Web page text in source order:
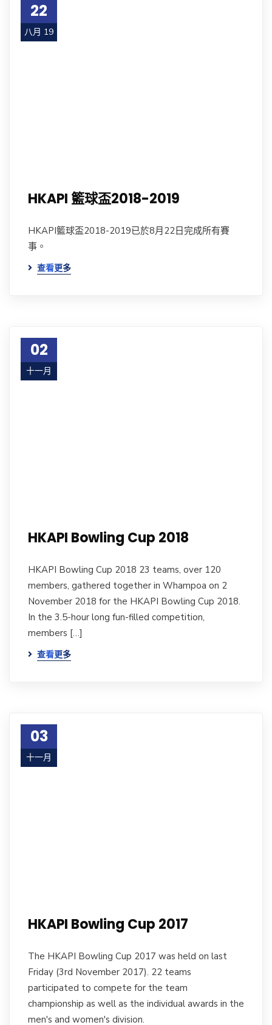
22
八月 19
HKAPI 籃球盃2018-2019
HKAPI籃球盃2018-2019已於8月22日完成所有賽
事。
查看更多
02
十一月
HKAPI Bowling Cup 2018
HKAPI Bowling Cup 2018 23 teams, over 120
members, gathered together in Whampoa on 2
November 2018 for the HKAPI Bowling Cup 2018.
In the 3.5-hour long fun-filled competition,
members […]
查看更多
03
十一月
HKAPI Bowling Cup 2017
The HKAPI Bowling Cup 2017 was held on last
Friday (3rd November 2017). 22 teams
participated to compete for the team
championship as well as the individual awards in the
men's and women's division.